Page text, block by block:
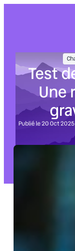
Test
Une
Publié le 20 Oct 2025